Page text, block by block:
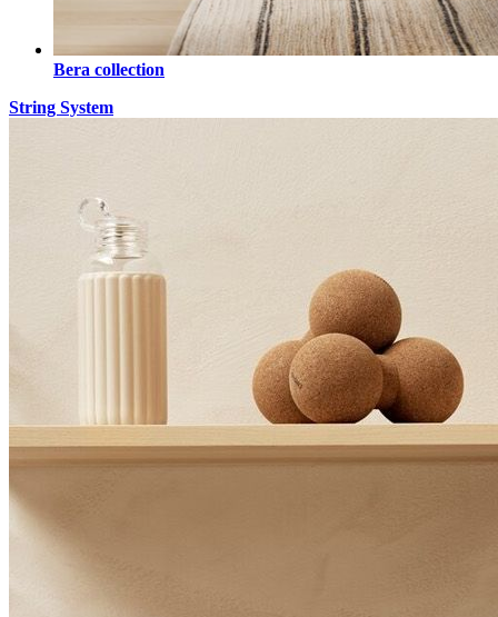
Bera collection
String System